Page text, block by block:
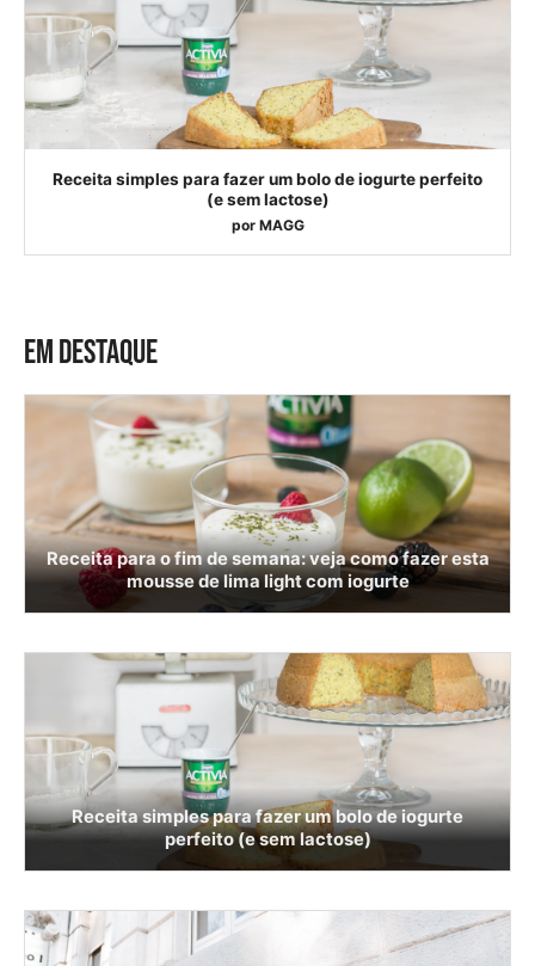
Receita simples para fazer um bolo de iogurte perfeito
(e sem lactose)
por MAGG
EM DESTAQUE
Receita para o fim de semana: veja como fazer esta
mousse de lima light com iogurte
Receita simples para fazer um bolo de iogurte
perfeito (e sem lactose)